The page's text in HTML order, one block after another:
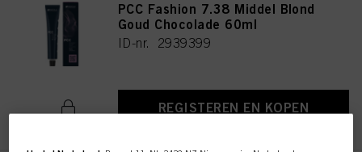
PCC Fashion 7.38 Middel Blond
Goud Chocolade 60ml
ID-nr. 2939399
REGISTEREN EN KOPEN